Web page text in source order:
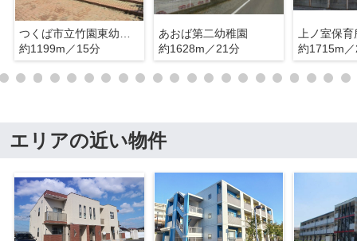
約1199m／15分
あおば第二幼稚園
約1628m／21分
上ノ室保育
約1715m
エリアの近い物件